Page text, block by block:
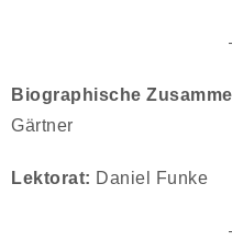
Biographische
Gärtner
Lektorat: Daniel Funke